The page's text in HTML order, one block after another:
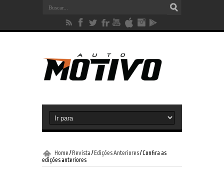
Home / Revista / Edições Anteriores/Confira as
edições anteriores